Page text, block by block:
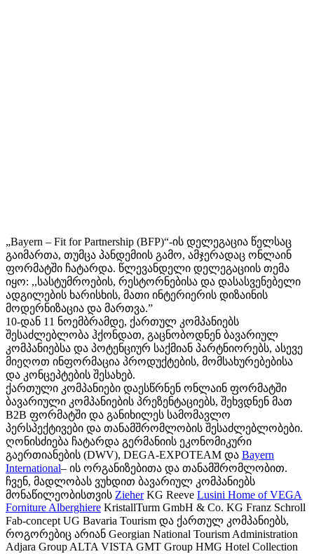
„Bayern – Fit for Partnership (BFP)“-ის დელეგაცია წელსაც
გაიმართა, თუმცა პანდემიის გამო, ამჯერადაც ონლაინ
ფორმატში ჩატარდა. წლევანდელი დელეგაციის თემა
იყო: ,,სასტუმროების, რესტორნებისა და დასასვენებელი
ადგილების ხარისხის, მათი ინტერიერის დიზაინის
მოდერნიზაცია და მართვა.”
10-დან 11 ნოემბრამდე, ქართულ კომპანიებს
შესაძლებლობა ჰქონდათ, გაცნობოდნენ ბავარიულ
კომპანიებსა და პოტენციურ საქმიან პარტნიორებს, ასევე
მიეღოთ ინფორმაცია პროდუქტების, მომსახურებებისა
და კონცეპტების შესახებ.
ქართული კომპანიები დაესწრნენ ონლაინ ფორმატში
ბავარიული კომპანიების პრეზენტაციებს, შეხვდნენ მათ
B2B ფორმატში და განიხილეს სამომავლო
პერსპექტივები და თანამშრომლობის შესაძლებლობები.
ღონისძიება ჩატარდა გერმანიის ეკონომიკური
გაერთიანების (DWV), DEGA-EXPOTEAM და Bayern
International– ის ორგანიზებითა და თანამშრომლობით.
ჩვენ, მადლობას ვუხდით ბავარიულ კომპანიებს
მონაწილეობისთვის ZieherKG Reeve Lusini Home of VEGA
Forniture Alberghiere KristallTurm GmbH & Co. KG Franz Schroll
Fab-concept UG Bavaria Tourism და ქართულ კომპანიებს,
როგორებიც არიან Georgian National Tourism Administration
Adjara Group ALTA VISTA GMT Group HMG Hotel Collection